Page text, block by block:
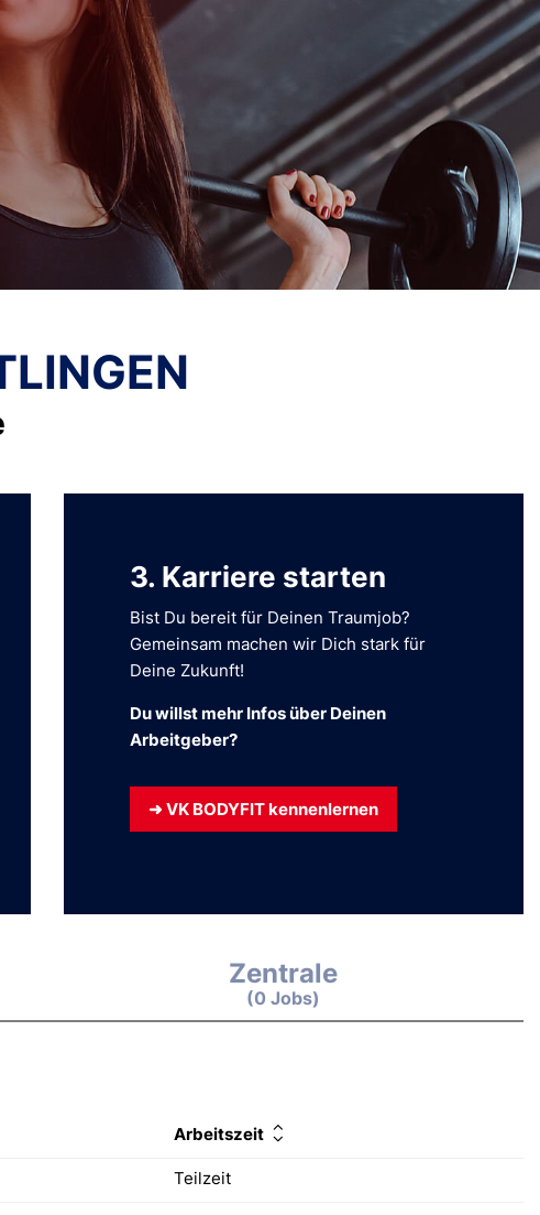
3. Karriere starten
Bist Du bereit für Deinen Traumjob?
Gemeinsam machen wir Dich stark für
Deine Zukunft!
Du willst mehr Infos über Deinen
Arbeitgeber?
➜ VK BODYFIT kennen­lernen
Zentrale
(0 Jobs)
Arbeitszeit
Teilzeit